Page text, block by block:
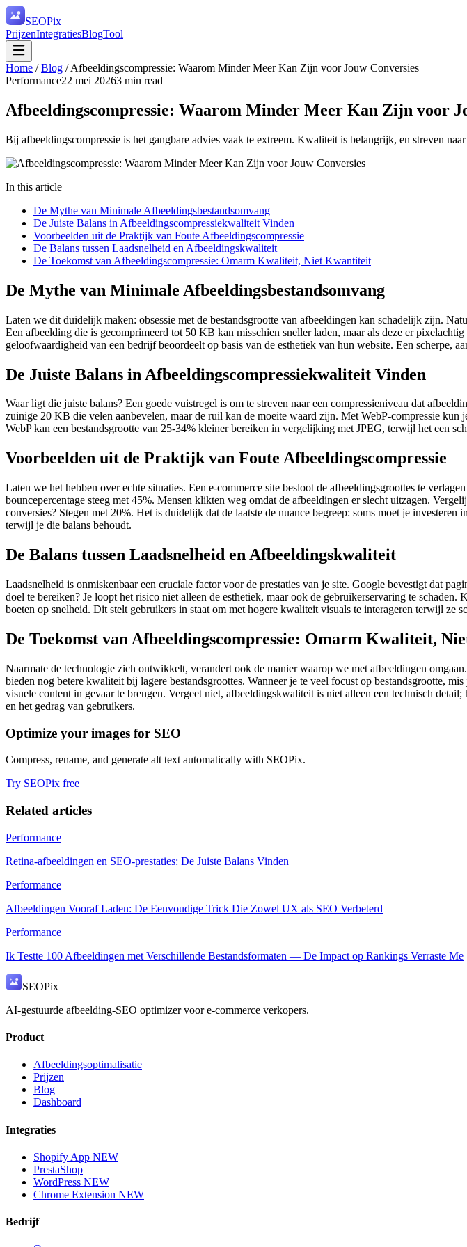
SEOPix
PrijzenIntegratiesBlogTool
Home /Blog /Afbeeldingscompressie: Waarom Minder Meer Kan Zijn voor Jouw Conversies
Performance22 mei 20263 min read
Afbeeldingscompressie: Waarom Minder Meer Kan Zijn voor
Bij afbeeldingscompressie is het gangbare advies vaak te extreem. Kwaliteit is belangrijk, en streven
In this article
De Mythe van Minimale Afbeeldingsbestandsomvang
De Juiste Balans in Afbeeldingscompressiekwaliteit Vinden
Voorbeelden uit de Praktijk van Foute Afbeeldingscompressie
De Balans tussen Laadsnelheid en Afbeeldingskwaliteit
De Toekomst van Afbeeldingscompressie: Omarm Kwaliteit, Niet Kwantiteit
De Mythe van Minimale Afbeeldingsbestandsomvang
Laten we dit duidelijk maken: obsessie met de bestandsgrootte van afbeeldingen kan schadelijk zijn.
Een afbeelding die is gecomprimeerd tot 50 KB kan misschien sneller laden, maar als deze er
geloofwaardigheid van een bedrijf beoordeelt op basis van de esthetiek van hun website. Een scherpe,
De Juiste Balans in Afbeeldingscompressiekwaliteit Vinden
Waar ligt die juiste balans? Een goede vuistregel is om te streven naar een compressieniveau dat
zuinige 20 KB die velen aanbevelen, maar de ruil kan de moeite waard zijn. Met WebP-compressie
WebP kan een bestandsgrootte van 25-34% kleiner bereiken in vergelijking met JPEG, terwijl het een
Voorbeelden uit de Praktijk van Foute Afbeeldingscompressie
Laten we het hebben over echte situaties. Een e-commerce site besloot de afbeeldingsgroottes te
bouncepercentage steeg met 45%. Mensen klikten weg omdat de afbeeldingen er slecht uitzagen.
conversies? Stegen met 20%. Het is duidelijk dat de laatste de nuance begreep: soms moet je
terwijl je die balans behoudt.
De Balans tussen Laadsnelheid en Afbeeldingskwaliteit
Laadsnelheid is onmiskenbaar een cruciale factor voor de prestaties van je site. Google bevestigt dat
doel te bereiken? Je loopt het risico niet alleen de esthetiek, maar ook de gebruikerservaring te
boeten op snelheid. Dit stelt gebruikers in staat om met hogere kwaliteit visuals te interageren terwijl ze
De Toekomst van Afbeeldingscompressie: Omarm Kwaliteit,
Naarmate de technologie zich ontwikkelt, verandert ook de manier waarop we met afbeeldingen
bieden nog betere kwaliteit bij lagere bestandsgroottes. Wanneer je te veel focust op bestandsgrootte,
visuele content in gevaar te brengen. Vergeet niet, afbeeldingskwaliteit is niet alleen een technisch
en het gedrag van gebruikers.
Optimize your images for SEO
Compress, rename, and generate alt text automatically with SEOPix.
Try SEOPix free
Related articles
Performance
Retina-afbeeldingen en SEO-prestaties: De Juiste Balans Vinden
Performance
Afbeeldingen Vooraf Laden: De Eenvoudige Trick Die Zowel UX als SEO Verbeterd
Performance
Ik Testte 100 Afbeeldingen met Verschillende Bestandsformaten — De Impact op Rankings Verraste Me
SEOPix
AI-gestuurde afbeelding-SEO optimizer voor e-commerce verkopers.
Product
Afbeeldingsoptimalisatie
Prijzen
Blog
Dashboard
Integraties
Shopify App NEW
PrestaShop
WordPress NEW
Chrome Extension NEW
Bedrijf